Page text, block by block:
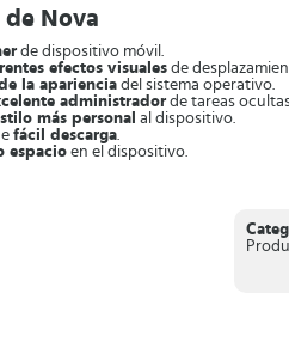
Nova
de dispositivo móvil.
efectos visuales de
la apariencia del sistema operativo.
administrador de tareas
más personal al dispositivo.
fácil descarga.
espacio en el dispositivo.
experiencia de personalización con